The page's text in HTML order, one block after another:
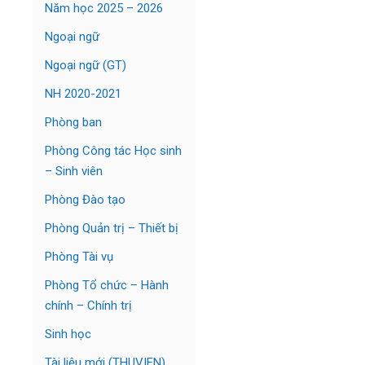
Năm học 2025 – 2026
Ngoại ngữ
Ngoại ngữ (GT)
NH 2020-2021
Phòng ban
Phòng Công tác Học sinh
– Sinh viên
Phòng Đào tạo
Phòng Quản trị – Thiết bị
Phòng Tài vụ
Phòng Tổ chức – Hành
chính – Chính trị
Sinh học